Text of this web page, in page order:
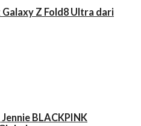
Z Fold8 Ultra dari
BLACKPINK